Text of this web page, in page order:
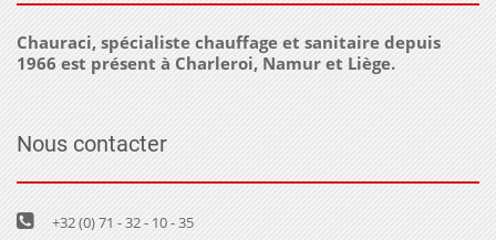
Chauraci, spécialiste chauffage et sanitaire depuis
1966 est présent à Charleroi, Namur et Liège.
Nous contacter
+32 (0) 71 - 32 - 10 - 35